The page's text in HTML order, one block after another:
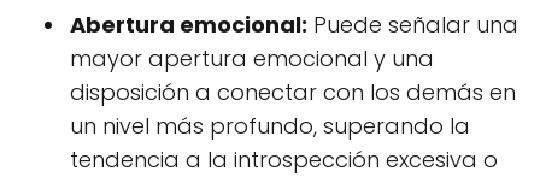
Abertura emocional: Puede señalar una
mayor apertura emocional y una
disposición a conectar con los demás en
un nivel más profundo, superando la
tendencia a la introspección excesiva o